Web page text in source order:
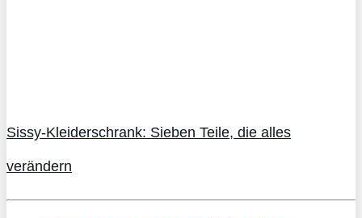
Sissy-Kleiderschrank: Sieben Teile, die alles
verändern